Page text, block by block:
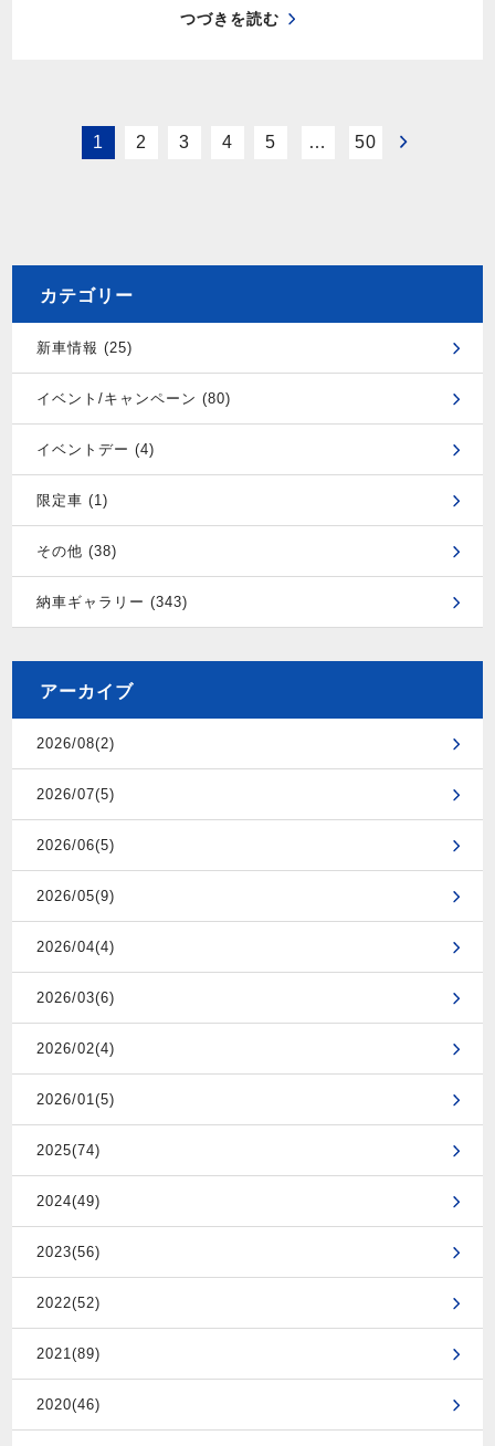
つづきを読む
1 2 3 4 5 … 50
カテゴリー
新車情報 (25)
イベント/キャンペーン (80)
イベントデー (4)
限定車 (1)
その他 (38)
納車ギャラリー (343)
アーカイブ
2026/08(2)
2026/07(5)
2026/06(5)
2026/05(9)
2026/04(4)
2026/03(6)
2026/02(4)
2026/01(5)
2025(74)
2024(49)
2023(56)
2022(52)
2021(89)
2020(46)